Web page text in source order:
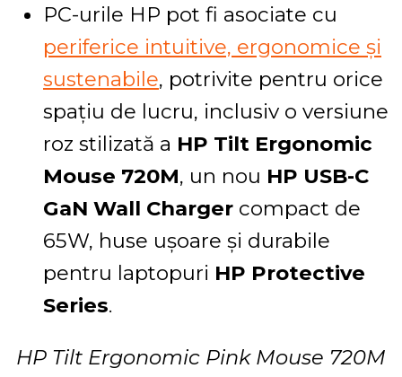
PC-urile HP pot fi asociate cu
periferice intuitive, ergonomice și
sustenabile, potrivite pentru orice
spațiu de lucru, inclusiv o versiune
roz stilizată a HP Tilt Ergonomic
Mouse 720M, un nou HP USB-C
GaN Wall Charger compact de
65W, huse ușoare și durabile
pentru laptopuri HP Protective
Series.
HP Tilt Ergonomic Pink Mouse 720M